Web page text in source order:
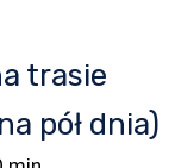
trasie
pół dnia)